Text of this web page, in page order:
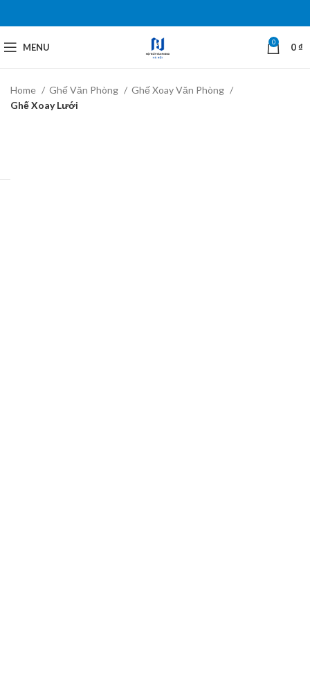
MENU 0 0₫
Home Ghế Văn Phòng
Ghế Xoay Văn Phòng
Ghế Xoay Lưới